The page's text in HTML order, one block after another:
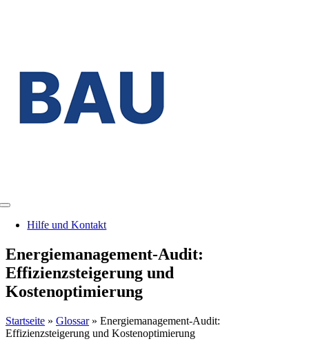
Toggle
NavigationHilfe und Kontakt
Energiemanagement-Audit:
Effizienzsteigerung und
Kostenoptimierung
Startseite » Glossar» Energiemanagement-Audit:
Effizienzsteigerung und Kostenoptimierung